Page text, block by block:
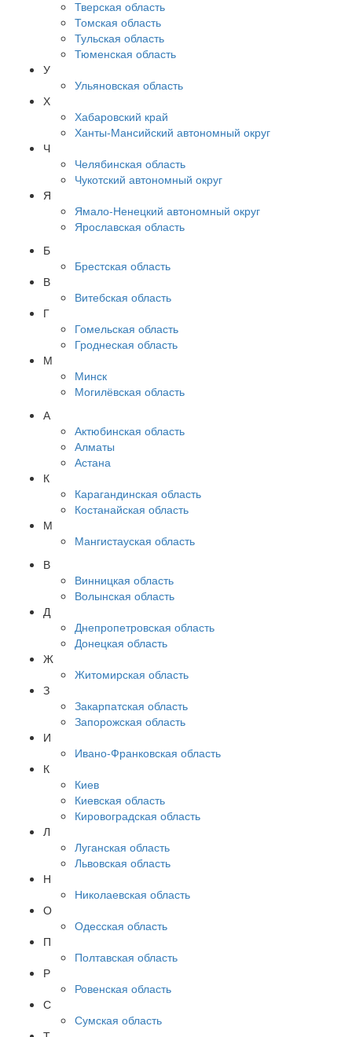
Тверская область
Томская область
Тульская область
Тюменская область
У
Ульяновская область
Х
Хабаровский край
Ханты-Мансийский автономный округ
Ч
Челябинская область
Чукотский автономный округ
Я
Ямало-Ненецкий автономный округ
Ярославская область
Б
Брестская область
В
Витебская область
Г
Гомельская область
Гроднеская область
М
Минск
Могилёвская область
А
Актюбинская область
Алматы
Астана
К
Карагандинская область
Костанайская область
М
Мангистауская область
В
Винницкая область
Волынская область
Д
Днепропетровская область
Донецкая область
Ж
Житомирская область
З
Закарпатская область
Запорожская область
И
Ивано-Франковская область
К
Киев
Киевская область
Кировоградская область
Л
Луганская область
Львовская область
Н
Николаевская область
О
Одесская область
П
Полтавская область
Р
Ровенская область
С
Сумская область